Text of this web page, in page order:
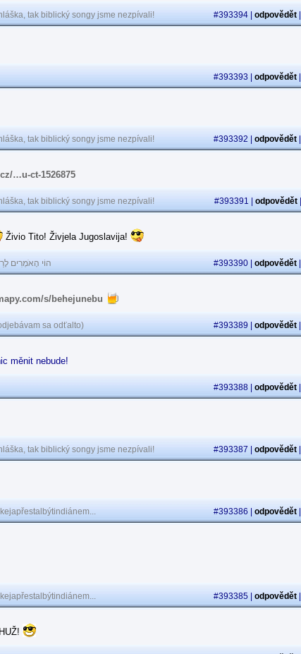
tak biblický songy jsme nezpívali! #393394 | odpovědět
#393393 | odpovědět
tak biblický songy jsme nezpívali! #393392 | odpovědět
…u-ct-1526875
tak biblický songy jsme nezpívali! #393391 | odpovědět
Živio Tito! Živjela Jugoslavija!
הוֹי הָאֹמְרִים #393390 | odpovědět
s/behejunebu
sa odťalto) #393389 | odpovědět
měnit nebude!
#393388 | odpovědět
tak biblický songy jsme nezpívali! #393387 | odpovědět
#393386 | odpovědět
#393385 | odpovědět